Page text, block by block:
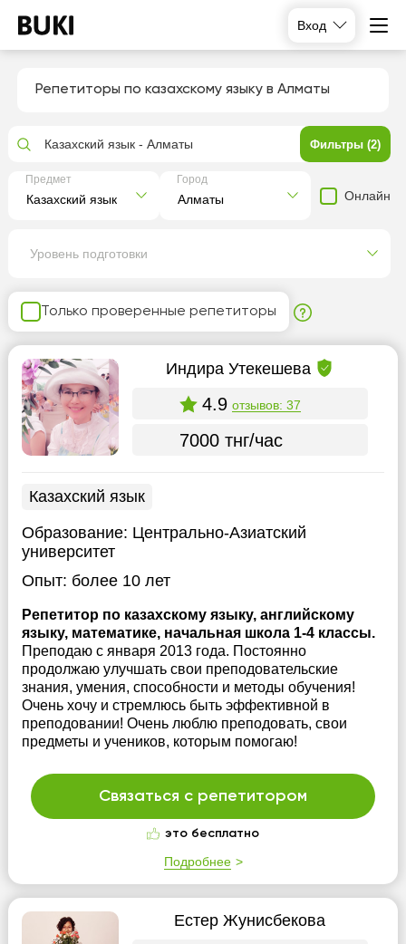
Вход
Репетиторы по казахскому языку в Алматы
Только проверенные репетиторы
Индира Утекешева
4.9 отзывов: 37
7000 тнг/час
Казахский язык
Образование: Центрально-Азиатский
университет
Опыт: более 10 лет
Репетитор по казахскому языку, английскому
языку, математике, начальная школа 1-4 классы.
Преподаю с января 2013 года. Постоянно
продолжаю улучшать свои преподовательские
знания, умения, способности и методы обучения!
Очень хочу и стремлюсь быть эффективной в
преподовании! Очень люблю преподовать, свои
предметы и учеников, которым помогаю!
Связаться с репетитором
это бесплатно
Подробнее
Естер Жунисбекова
Казахский язык - Алматы Фильтры (2)
Предмет Город
Онлайн
Уровень подготовки